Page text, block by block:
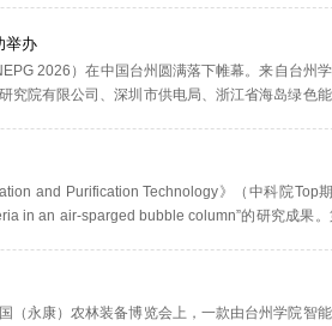
举办
2026）在中国台州圆满落下帷幕。来自台州
院有限公司、深圳市供电局、浙江省海岛绿色能
and Purification Technology》（中科院Top
in an air-sparged bubble column”的研究成果。
永康）农林装备博览会上，一款由台州学院智